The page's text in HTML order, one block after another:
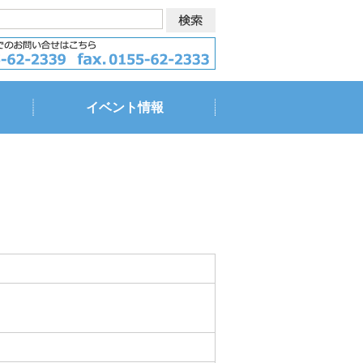
イベント情報